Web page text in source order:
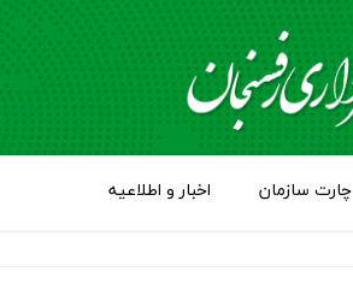
چارت سازمان اخبار و اطلاعیه